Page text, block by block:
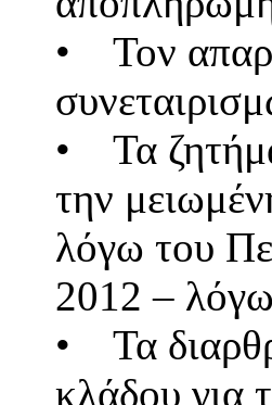
• Τον
• Τα
την
λόγω του
2012 –
• Τα
κλάδου για